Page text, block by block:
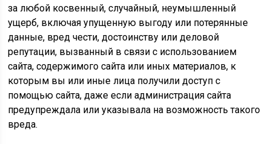
за любой косвенный, случайный, неумышленный
ущерб, включая упущенную выгоду или потерянные
данные, вред чести, достоинству или деловой
репутации, вызванный в связи с использованием
сайта, содержимого сайта или иных материалов, к
которым вы или иные лица получили доступ с
помощью сайта, даже если администрация сайта
предупреждала или указывала на возможность такого
вреда.